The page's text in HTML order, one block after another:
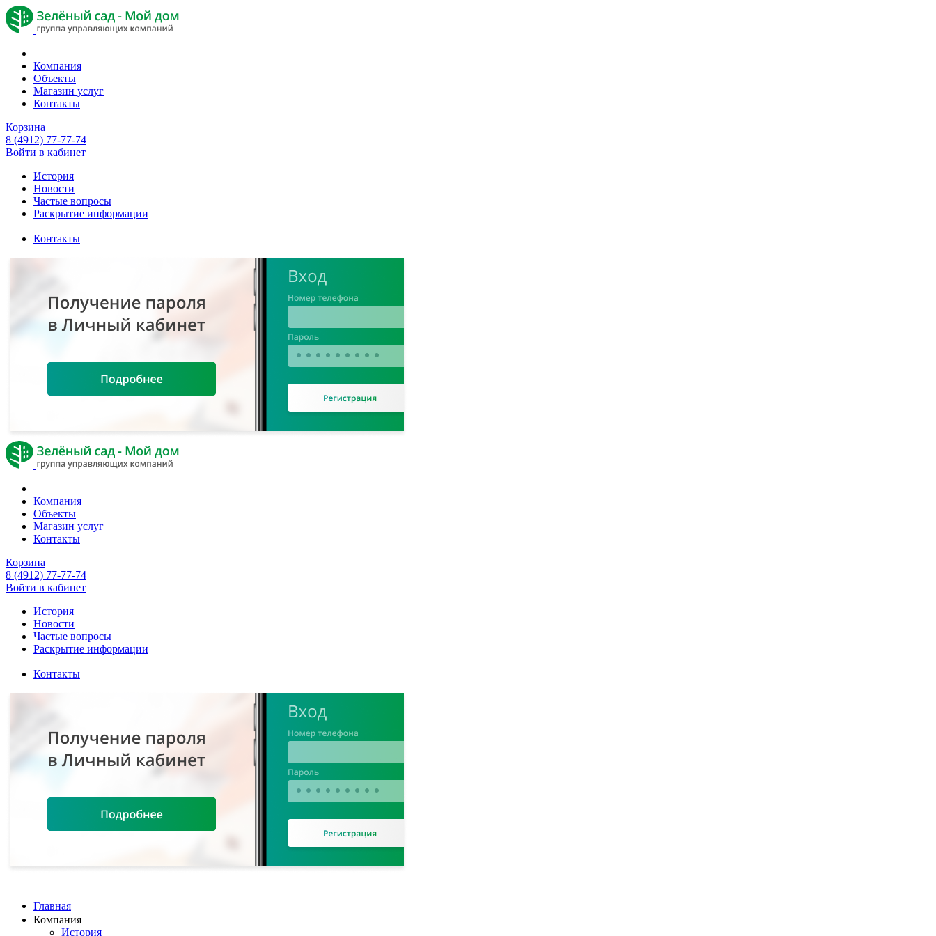
Компания
Объекты
Магазин услуг
Контакты
Корзина
8 (4912) 77-77-74
Войти в кабинет
История
Новости
Частые вопросы
Раскрытие информации
Контакты
Компания
Объекты
Магазин услуг
Контакты
Корзина
8 (4912) 77-77-74
Войти в кабинет
История
Новости
Частые вопросы
Раскрытие информации
Контакты
Главная
Компания
История